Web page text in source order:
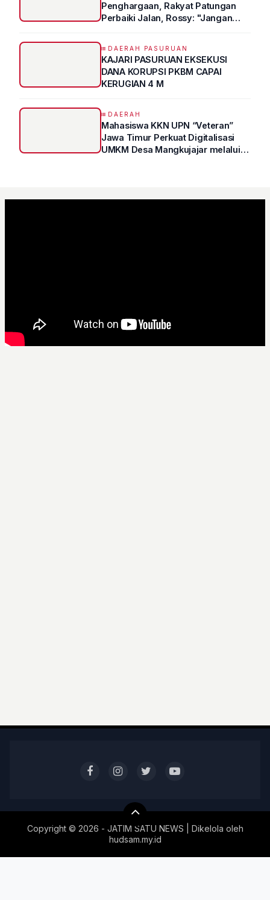
Penghargaan, Rakyat Patungan
Perbaiki Jalan, Rossy: "Jangan
DAERAH PASURUAN
KAJARI PASURUAN EKSEKUSI
DANA KORUPSI PKBM CAPAI
KERUGIAN 4 M
DAERAH
Mahasiswa KKN UPN “Veteran”
Jawa Timur Perkuat Digitalisasi
UMKM Desa Mangkujajar melalui
Copyright © 2026 - JATIM SATU NEWS | Dikelola oleh
hudsam.my.id